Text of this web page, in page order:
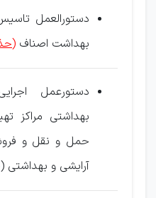
دستورالعمل
بهداشت اصناف
دستورعمل
بهداشتی مراكز
حمل و نقل و
آرایشی و بهداشتی (